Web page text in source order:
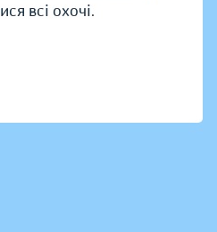
всі охочі.